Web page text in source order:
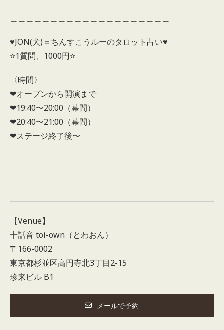
♥︎JON(犬)＝ちんすこうルーのタロット占い♥︎
⭐️1質問、1000円⭐️
〈時間〉
❤︎オープンから開演まで
❤︎19:40〜20:00（幕間）
❤︎20:40〜21:00（幕間）
❤︎ステージ終了後〜
【Venue】
十話音 toi-own（とわおん）
〒166-0002
東京都杉並区高円寺北3丁目2-15
珍来ビル B1
メールで予約